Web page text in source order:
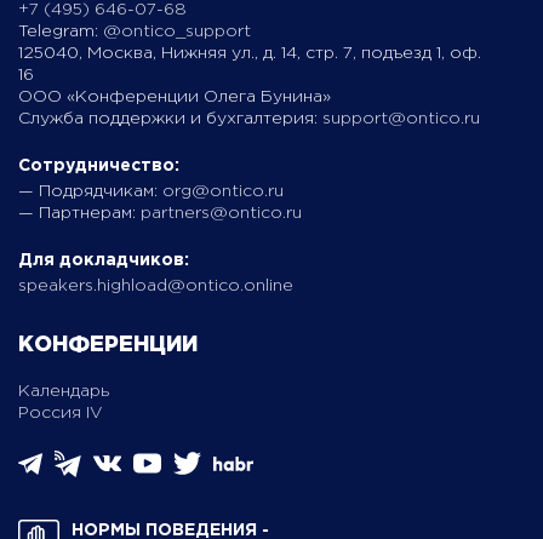
+7 (495) 646-07-68
Telegram: @ontico_support
125040, Москва, Нижняя ул., д. 14, стр. 7, подъезд 1, оф.
16
ООО «Конференции Олега Бунина»
Служба поддержки и бухгалтерия: support@ontico.ru
Сотрудничество:
— Подрядчикам: org@ontico.ru
— Партнерам: partners@ontico.ru
Для докладчиков:
speakers.highload@ontico.online
КОНФЕРЕНЦИИ
Календарь
Россия IV
НОРМЫ ПОВЕДЕНИЯ ­